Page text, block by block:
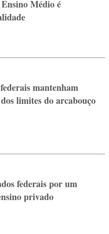
Médio é
mantenham
limites do arcabouço
federais por um
privado